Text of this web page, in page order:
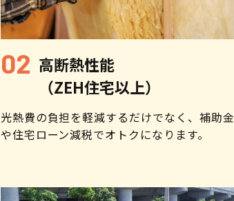
高断熱性能
（ZEH住宅以上）
光熱費の負担を軽減するだけでなく、補助金
や住宅ローン減税でオトクになります。​